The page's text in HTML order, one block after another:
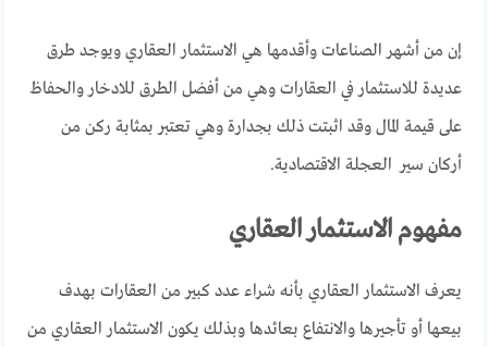
إن من أشهر الصناعات وأقدمها هي الاستثمار العقاري ويوجد طرق
عديدة للاستثمار في العقارات وهي من أفضل الطرق للادخار والحفاظ
على قيمة المال وقد اثبتت ذلك بجدارة وهي تعتبر بمثابة ركن من
أركان سير العجلة الاقتصادية.
مفهوم الاستثمار العقاري
يعرف الاستثمار العقاري بأنه شراء عدد كبير من العقارات بهدف
بيعها أو تأجيرها والانتفاع بعائدها وبذلك يكون الاستثمار العقاري من